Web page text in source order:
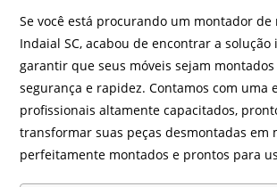
Se você está procurando um montador de
Indaial SC, acabou de encontrar a solução
garantir que seus móveis sejam
segurança e rapidez. Contamos com uma
profissionais altamente capacitados,
transformar suas peças desmontadas em
perfeitamente montados e prontos para